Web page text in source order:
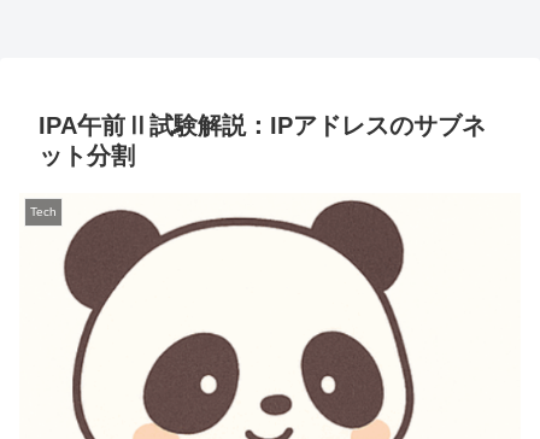
IPA午前Ⅱ試験解説：IPアドレスのサブネ
ット分割
Tech